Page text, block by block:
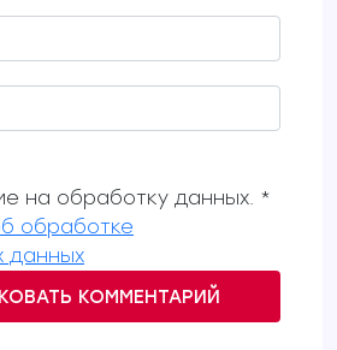
на обработку данных. *
обработке
данных
КОММЕНТАРИЙ